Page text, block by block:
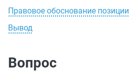
Правовое обоснование позиции
Вывод
Вопрос